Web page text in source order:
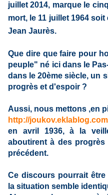
juillet 2014, marque le
mort, le 11 juillet 1964
Jean Jaurès.
Que dire que faire pour
peuple" né ici dans le
dans le 20ème siècle, un
progrès et d'espoir ?
Aussi, nous mettons ,en
http://
en avril 1936, à la
aboutirent à des
précédent.
Ce discours pourrait
la situation semble